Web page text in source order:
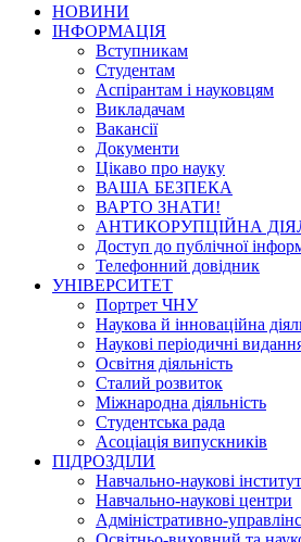
НОВИНИ
ІНФОРМАЦІЯ
Вступникам
Студентам
Аспірантам і науковцям
Викладачам
Вакансії
Документи
Цікаво про науку
ВАША БЕЗПЕКА
ВАРТО ЗНАТИ!
АНТИКОРУПЦІЙНА
Доступ до публічної
Телефонний довідник
УНІВЕРСИТЕТ
Портрет ЧНУ
Наукова й інноваційна
Наукові періодичні
Освітня діяльність
Сталий розвиток
Міжнародна діяльність
Студентська рада
Асоціація випускників
ПІДРОЗДІЛИ
Навчально-наукові
Навчально-наукові центри
Адміністративно-